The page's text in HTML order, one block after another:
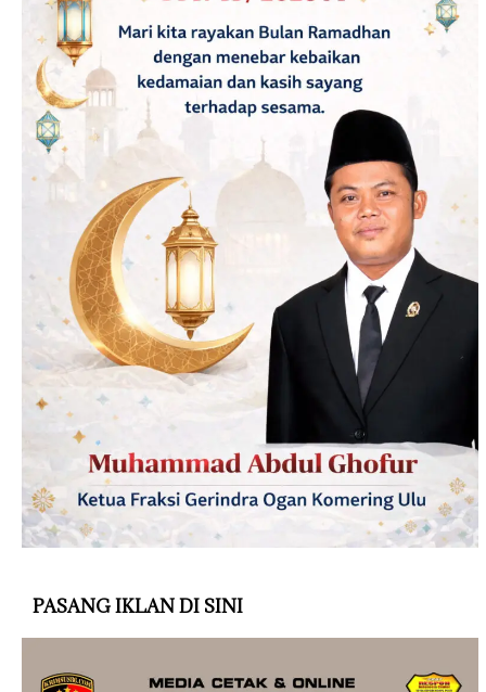
PASANG IKLAN DI SINI